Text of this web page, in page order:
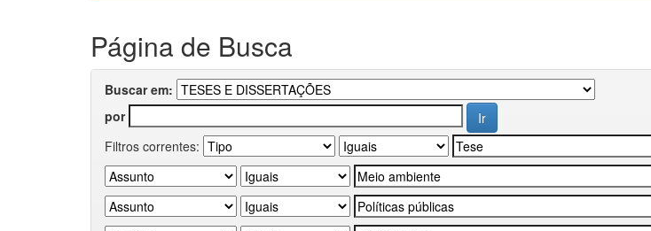
Página de Busca
Buscar em:
por
Filtros correntes: